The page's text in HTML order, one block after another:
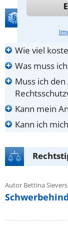
FAQ
Wie viel
Was muss
Muss ich
Kann mein
Kann ich
Autor Bettina Sievers